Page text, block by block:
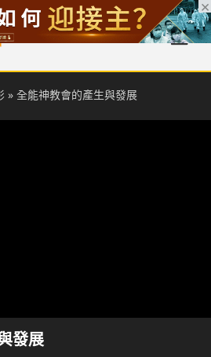
音 基督徒見證 信仰解答 聖經
» 全能神教會的產生與發展
發展